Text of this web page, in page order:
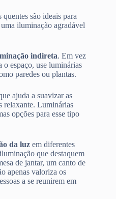
são ideais para
iluminação agradável
indireta. Em vez
o espaço, use luminárias
paredes ou plantas.
ajuda a suavizar as
relaxante. Luminárias
opções para esse tipo
da luz em diferentes
que destaquem
de jantar, um canto de
apenas valoriza os
a se reunirem em